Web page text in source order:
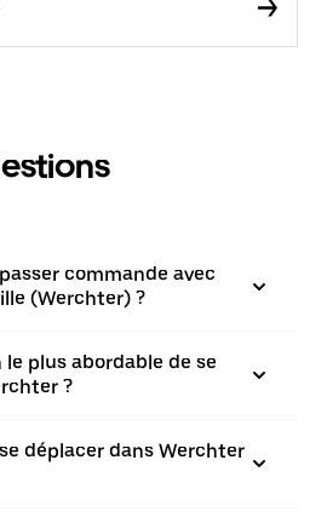
commande avec
(Werchter) ?
plus abordable de se
?
déplacer dans Werchter